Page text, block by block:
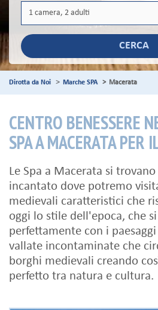
CERCA
Dirotta da Noi Marche SPA Macerata
CENTRO BENESSERE
SPA A MACERATA PER
Le Spa a Macerata si
incantato dove potremo
medievali caratteristici che
oggi lo stile dell'epoca, che si
perfettamente con i
vallate incontaminate che
borghi medievali creando
perfetto tra natura e cultura.